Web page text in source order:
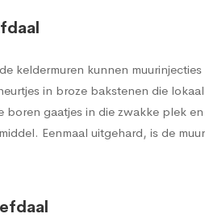
keldermuren kunnen muurinjecties
in broze bakstenen die lokaal
boren gaatjes in die zwakke plek en
Eenmaal uitgehard, is de muur